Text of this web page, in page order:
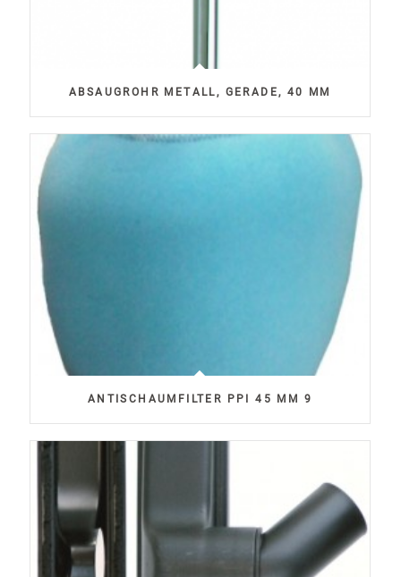
ABSAUGROHR METALL, GERADE, 40 MM
ANTISCHAUMFILTER PPI 45 MM 9